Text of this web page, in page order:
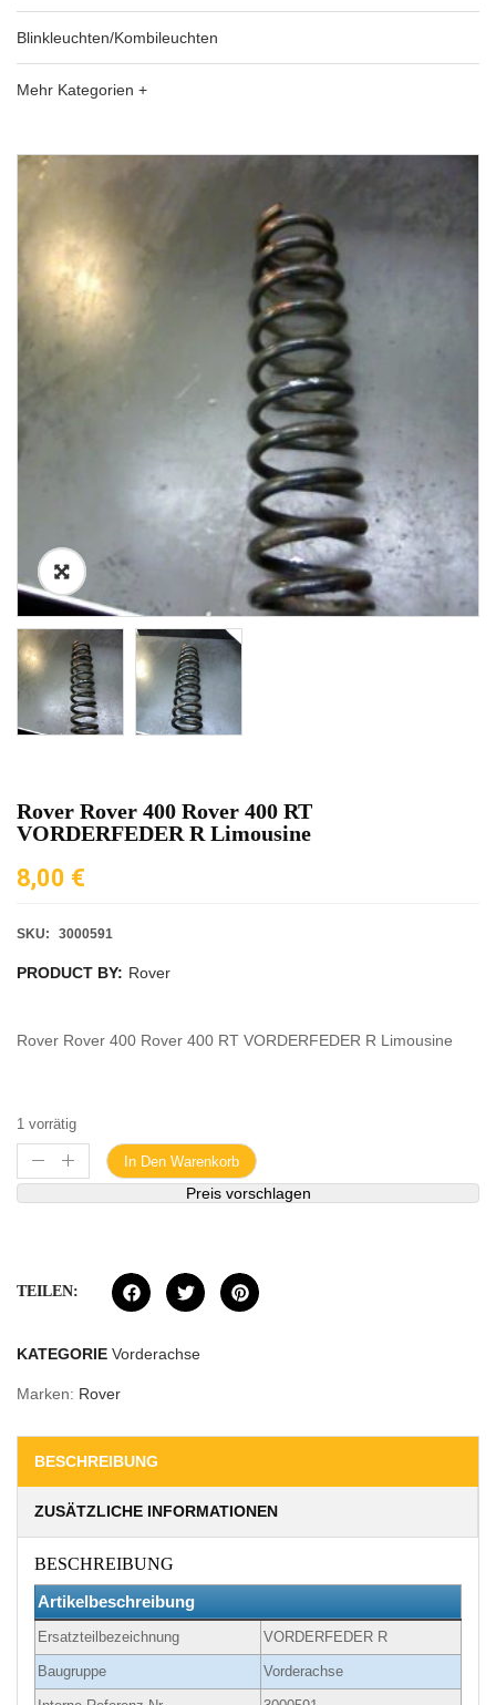
Blinkleuchten/Kombileuchten
Mehr Kategorien +
Rover Rover 400 Rover 400 RT
VORDERFEDER R Limousine
8,00 €
SKU: 3000591
PRODUCT BY: Rover
Rover Rover 400 Rover 400 RT VORDERFEDER R Limousine
1 vorrätig
In Den Warenkorb
Preis vorschlagen
TEILEN:
KATEGORIE Vorderachse
Marken: Rover
BESCHREIBUNG
ZUSÄTZLICHE INFORMATIONEN
BESCHREIBUNG
Artikelbeschreibung
Ersatzteilbezeichnung VORDERFEDER R
Baugruppe Vorderachse